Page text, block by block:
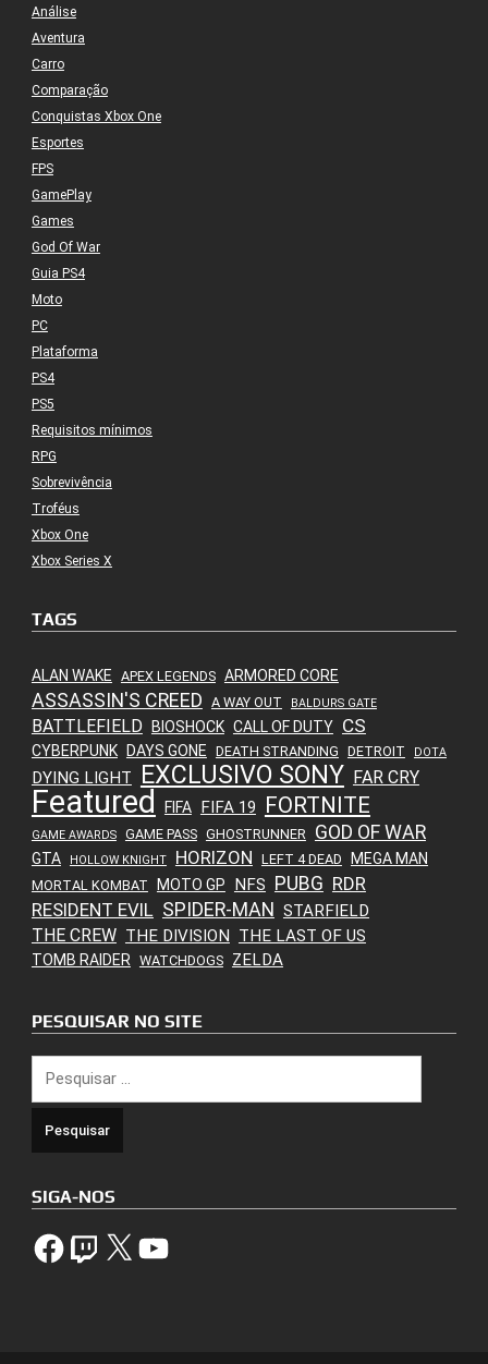
Análise
Aventura
Carro
Comparação
Conquistas Xbox One
Esportes
FPS
GamePlay
Games
God Of War
Guia PS4
Moto
PC
Plataforma
PS4
PS5
Requisitos mínimos
RPG
Sobrevivência
Troféus
Xbox One
Xbox Series X
TAGS
ALAN WAKE APEX LEGENDS ARMORED CORE
ASSASSIN'S CREED A WAY OUT BALDURS GATE
BATTLEFIELD BIOSHOCK CALL OF DUTY CS
CYBERPUNK DAYS GONE DEATH STRANDING DETROIT DOTA
DYING LIGHT EXCLUSIVO SONY FAR CRY
Featured FIFA FIFA 19 FORTNITE
GAME AWARDS GAME PASS GHOSTRUNNER GOD OF WAR
GTA HOLLOW KNIGHT HORIZON LEFT 4 DEAD MEGA MAN
MORTAL KOMBAT MOTO GP NFS PUBG RDR
RESIDENT EVIL SPIDER-MAN STARFIELD
THE CREW THE DIVISION THE LAST OF US
TOMB RAIDER WATCHDOGS ZELDA
PESQUISAR NO SITE
por:
SIGA-NOS
FacebookTwitch X YouTube